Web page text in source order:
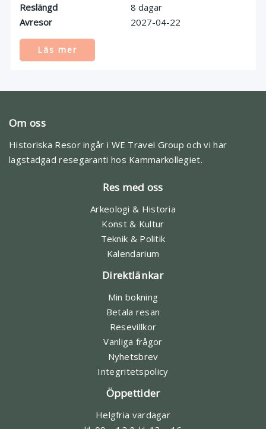
Reslängd
8 dagar
Avresor
2027-04-22
Läs mer
Om oss
Historiska Resor ingår i WE Travel Group och vi har
lagstadgad resegaranti hos Kammarkollegiet.
Res med oss
Arkeologi & Historia
Konst & Kultur
Teknik & Politik
Kalendarium
Direktlänkar
Min bokning
Betala resan
Resevillkor
Vanliga frågor
Nyhetsbrev
Integritetspolicy
Öppettider
Helgfria vardagar